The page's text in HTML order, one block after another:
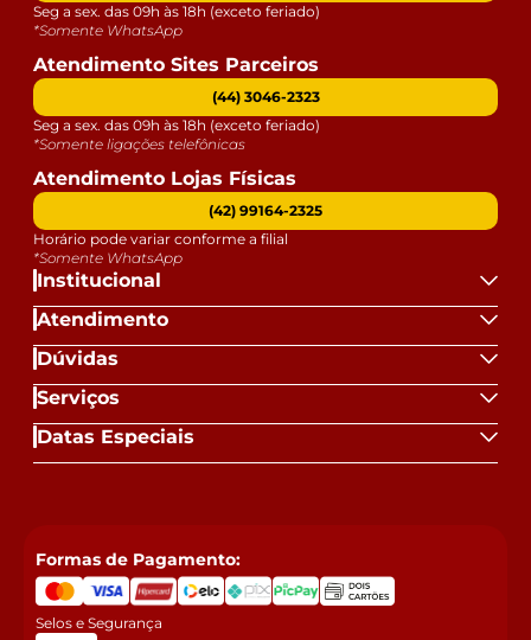
Institucional
Atendimento
Dúvidas
Serviços
Datas Especiais
Seg a sex. das 09h às 18h (exceto feriado)
*Somente WhatsApp
Atendimento Sites Parceiros
(44) 3046-2323
Seg a sex. das 09h às 18h (exceto feriado)
*Somente ligações telefônicas
Atendimento Lojas Físicas
(42) 99164-2325
Horário pode variar conforme a filial
*Somente WhatsApp
Formas de Pagamento:
Selos e Segurança